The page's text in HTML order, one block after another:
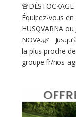
Équipez-vous
HUSQVARNA
NOVA.🌿
la plus proche
groupe.fr/nos-